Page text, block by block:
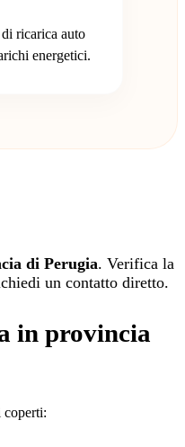
ricarica auto
energetici.
di Perugia. Verifica la
un contatto diretto.
in provincia